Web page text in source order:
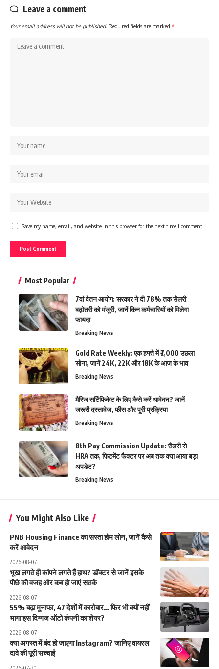
Leave a comment
Your email address will not be published. Required fields are marked *
Save my name, email, and website in this browser for the next time I comment.
Most Popular
7वां वेतन आयोग: सरकार ने दी 78% तक सैलरी
बढ़ोतरी को मंजूरी, जानें किन कर्मचारियों को मिलेगा
फायदा
Breaking News
Gold Rate Weekly: एक हफ्ते में ₹7,000 उछला
सोना, जानें 24K, 22K और 18K के आज के भाव
Breaking News
मैरिज सर्टिफिकेट के लिए कैसे करें आवेदन? जानें
जरूरी दस्तावेज, फीस और पूरी प्रक्रिया
Breaking News
8th Pay Commission Update: सैलरी से
HRA तक, फिटमेंट फैक्टर पर अब तक क्या आया बड़ा
अपडेट?
Breaking News
You Might Also Like
PNB Housing Finance का सस्ता होम लोन, जानें कैसे
करें आवेदन
2026-08-07
भूख लगते ही कांपने लगते हैं हाथ? डॉक्टर से जानें इसके
पीछे की वजह और कब हो जाएं सतर्क
2026-08-07
55% बढ़ा मुनाफा, 47 देशों में कारोबार… फिर भी क्यों नहीं
भागा इस दिग्गज ऑटो कंपनी का शेयर?
2026-08-07
क्या अगस्त में बंद हो जाएगा Instagram? जानिए वायरल
दावे की पूरी सच्चाई